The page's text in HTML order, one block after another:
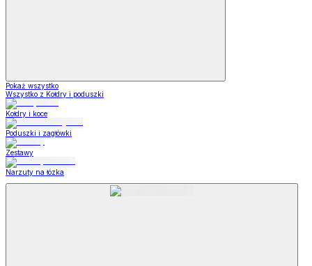
Pokaż wszystko
Wszystko z Kołdry i poduszki
Kołdry i koce
Poduszki i zagłówki
Zestawy
Narzuty na łózka